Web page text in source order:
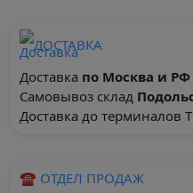
ДОСТАВКА
Доставка по Москва и РФ
Самовывоз склад
Доставка до терминалов
☎ ОТДЕЛ ПРОДАЖ